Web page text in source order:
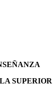
SUPERIOR